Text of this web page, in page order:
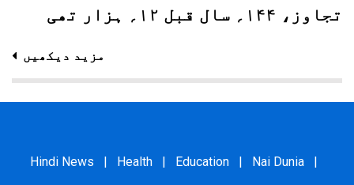
تجاوز، ۱۴۴؍ سال قبل ۱۲؍ ہزار تھی
مزید دیکھیں
Hindi News Health Education Nai Dunia